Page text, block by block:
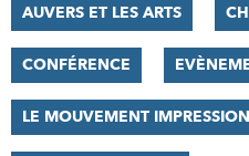
AUVERS ET LES ARTS
CONFÉRENCE
LE MOUVEMENT